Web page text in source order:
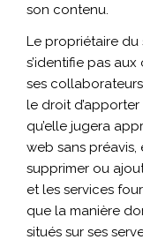
son contenu.
Le propriétaire du
s’identifie pas
ses
le droit
qu’elle jugera
web sans
supprimer ou
et les services
que la manière
situés sur ses